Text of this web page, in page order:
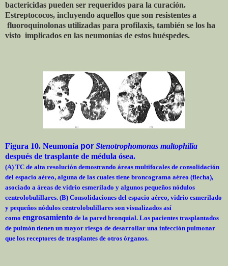
bactericidas pueden ser requeridos para la curación.
Estreptococos, incluyendo aquellos que son resistentes a
fluoroquinolonas utilizadas para profilaxis, también se los ha
visto implicados en las neumonías de estos huéspedes.
Figura 10. Neumonía por Stenotrophomonas maltophilia
después de trasplante de médula ósea.
(A) TC de alta resolución demostrando áreas multifocales de consolidación
del espacio aéreo, alguna de las cuales tiene broncograma aéreo (flecha),
asociado a áreas de vidrio esmerilado y algunos pequeños nódulos
centrolobulillares. (B) Consolidaciones del espacio aéreo, vidrio esmerilado
y pequeños nódulos centrolobulillares son visualizados así
como engrosamiento de la pared bronquial. Los pacientes trasplantados
de pulmón tienen un mayor riesgo de desarrollar una infección pulmonar
que los receptores de trasplantes de otros órganos.